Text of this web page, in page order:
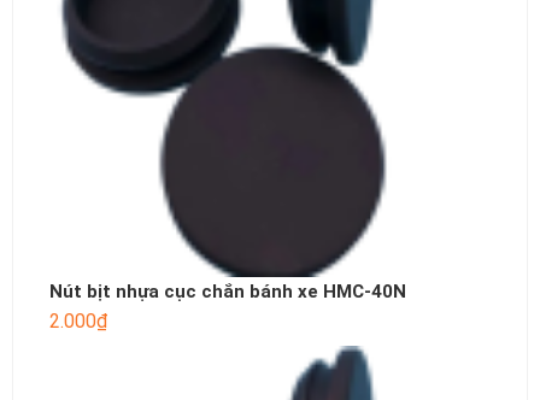
Nút bịt nhựa cục chắn bánh xe HMC-40N
2.000₫